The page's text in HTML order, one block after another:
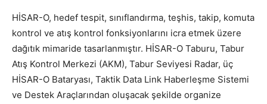
HİSAR-O, hedef tespit, sınıflandırma, teşhis, takip, komuta
kontrol ve atış kontrol fonksiyonlarını icra etmek üzere
dağıtık mimaride tasarlanmıştır. HİSAR-O Taburu, Tabur
Atış Kontrol Merkezi (AKM), Tabur Seviyesi Radar, üç
HİSAR-O Bataryası, Taktik Data Link Haberleşme Sistemi
ve Destek Araçlarından oluşacak şekilde organize